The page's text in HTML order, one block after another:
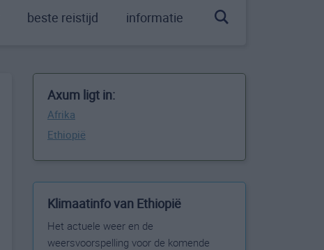
beste reistijd informatie
Axum ligt in:
Afrika
Ethiopië
Klimaatinfo van Ethiopië
Het actuele weer en de
weersvoorspelling voor de komende